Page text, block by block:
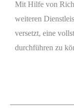
Mit Hilfe von
weiteren
versetzt, eine
durchführen zu